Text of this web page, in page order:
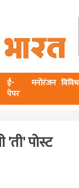
ई-
पेपर
मनोरंजन विविध
पोस्ट